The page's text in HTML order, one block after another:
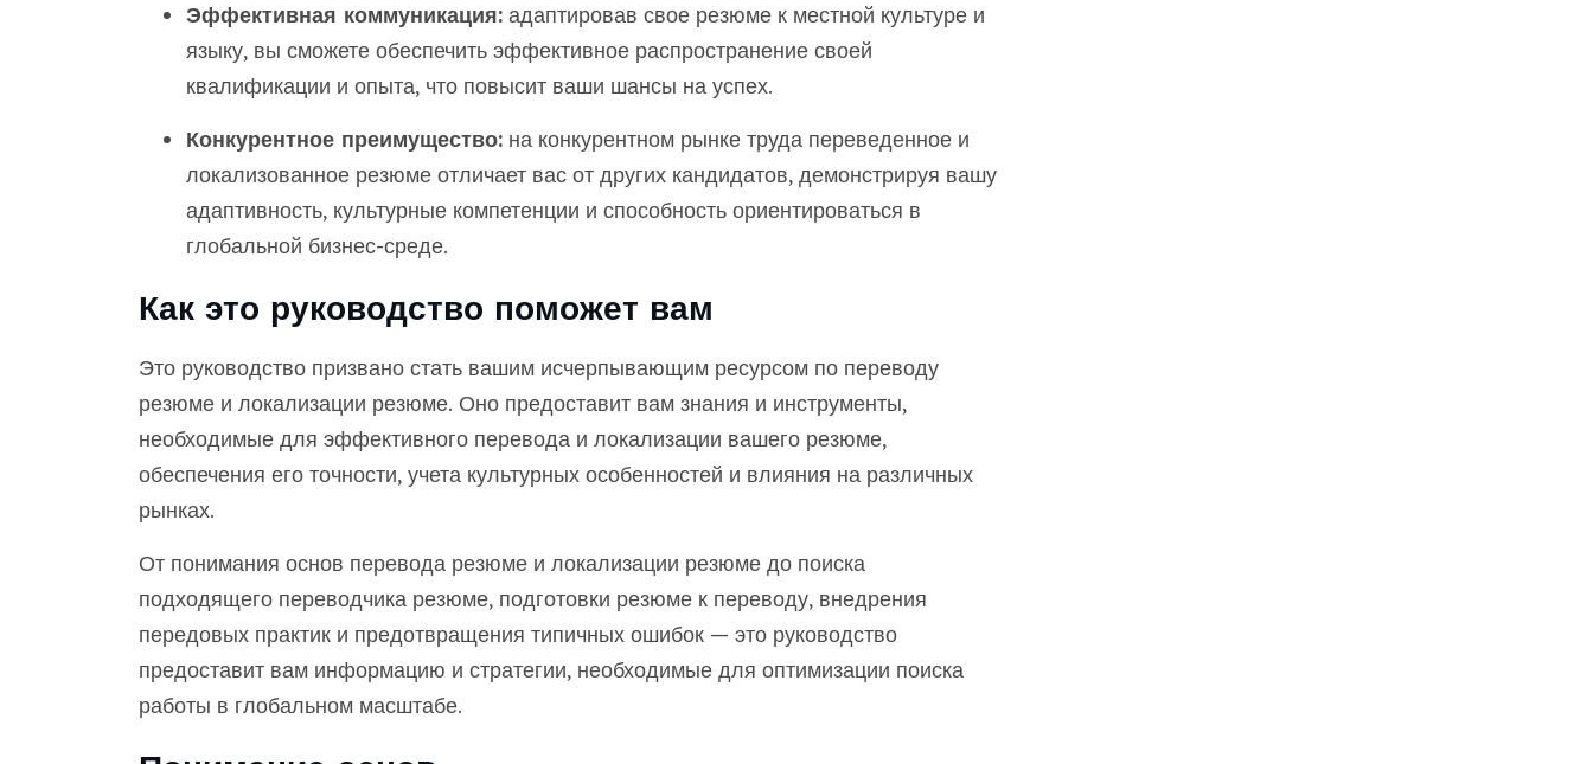
Эффективная коммуникация:адаптировав свое резюме к местной культуре и
языку, вы сможете обеспечить эффективное распространение своей
квалификации и опыта, что повысит ваши шансы на успех.
Конкурентное преимущество:на конкурентном рынке труда переведенное и
локализованное резюме отличает вас от других кандидатов, демонстрируя вашу
адаптивность, культурные компетенции и способность ориентироваться в
глобальной бизнес-среде.
Как это руководство поможет вам
Это руководство призвано стать вашим исчерпывающим ресурсом по переводу
резюме и локализации резюме. Оно предоставит вам знания и инструменты,
необходимые для эффективного перевода и локализации вашего резюме,
обеспечения его точности, учета культурных особенностей и влияния на различных
рынках.
От понимания основ перевода резюме и локализации резюме до поиска
подходящего переводчика резюме, подготовки резюме к переводу, внедрения
передовых практик и предотвращения типичных ошибок — это руководство
предоставит вам информацию и стратегии, необходимые для оптимизации поиска
работы в глобальном масштабе.